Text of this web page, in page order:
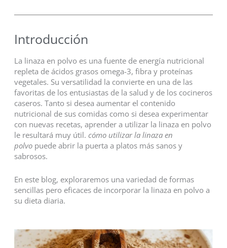
Introducción
La linaza en polvo es una fuente de energía nutricional
repleta de ácidos grasos omega-3, fibra y proteínas
vegetales. Su versatilidad la convierte en una de las
favoritas de los entusiastas de la salud y de los cocineros
caseros. Tanto si desea aumentar el contenido
nutricional de sus comidas como si desea experimentar
con nuevas recetas, aprender a utilizar la linaza en polvo
le resultará muy útil. cómo utilizar la linaza en
polvopuede abrir la puerta a platos más sanos y
sabrosos.
En este blog, exploraremos una variedad de formas
sencillas pero eficaces de incorporar la linaza en polvo a
su dieta diaria.